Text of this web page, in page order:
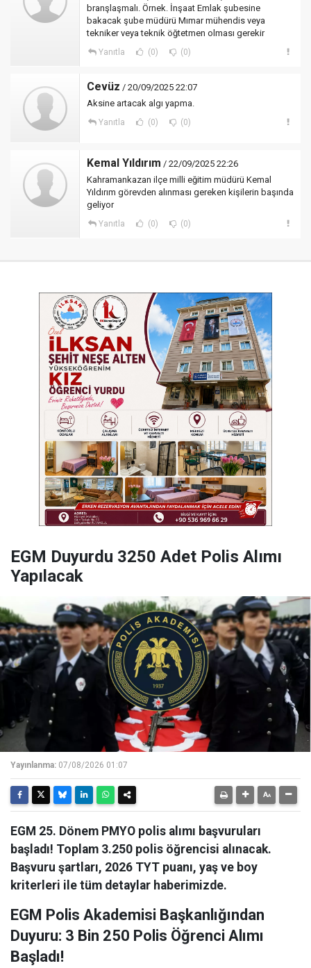
branşlaşmalı. Örnek. İnşaat Emlak şubesine
bakacak şube müdürü Mımar mühendis veya
tekniker veya teknik öğtetmen olması gerekir
Yanıtla (0) (0)
Cevüz / 20/09/2025 22:07
Aksine artacak algı yapma.
Yanıtla (0) (0)
Kemal Yıldırım / 22/09/2025 22:26
Kahramankazan ilçe milli eğitim müdürü Kemal
Yıldırım görevden alınması gereken kişilerin başında
geliyor
Yanıtla (0) (0)
EGM Duyurdu 3250 Adet Polis Alımı
Yapılacak
Yayınlanma: 07/08/2026 01:07
EGM 25. Dönem PMYO polis alımı başvuruları
başladı! Toplam 3.250 polis öğrencisi alınacak.
Başvuru şartları, 2026 TYT puanı, yaş ve boy
kriterleri ile tüm detaylar haberimizde.
EGM Polis Akademisi Başkanlığından
Duyuru: 3 Bin 250 Polis Öğrenci Alımı
Başladı!